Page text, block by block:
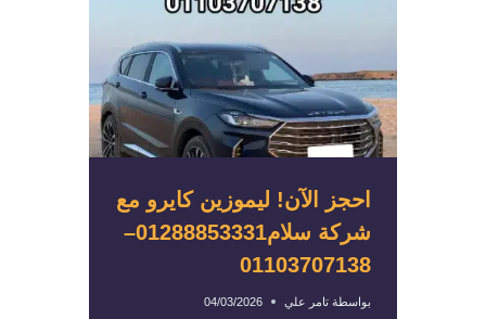
احجز الآن! ليموزين كايرو مع
شركة سلام01288853331–
01103707138
بواسطة تامر علي 04/03/2026